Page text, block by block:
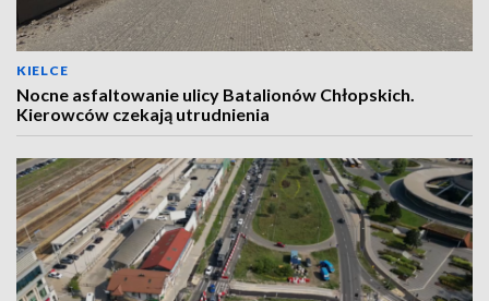
KIELCE
Nocne asfaltowanie ulicy Batalionów Chłopskich.
Kierowców czekają utrudnienia